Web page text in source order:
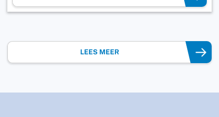
LEES MEER